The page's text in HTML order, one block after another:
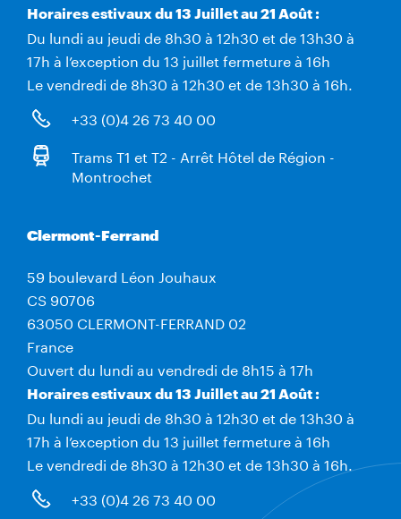
Horaires estivaux du 13 Juillet au 21 Août :
Du lundi au jeudi de 8h30 à 12h30 et de 13h30 à
17h à l’exception du 13 juillet fermeture à 16h
Le vendredi de 8h30 à 12h30 et de 13h30 à 16h.
+33 (0)4 26 73 40 00
Trams T1 et T2 - Arrêt Hôtel de Région -
Montrochet
Clermont-Ferrand
59 boulevard Léon Jouhaux
CS 90706
63050 CLERMONT-FERRAND 02
France
Ouvert du lundi au vendredi de 8h15 à 17h
Horaires estivaux du 13 Juillet au 21 Août :
Du lundi au jeudi de 8h30 à 12h30 et de 13h30 à
17h à l’exception du 13 juillet fermeture à 16h
Le vendredi de 8h30 à 12h30 et de 13h30 à 16h.
+33 (0)4 26 73 40 00